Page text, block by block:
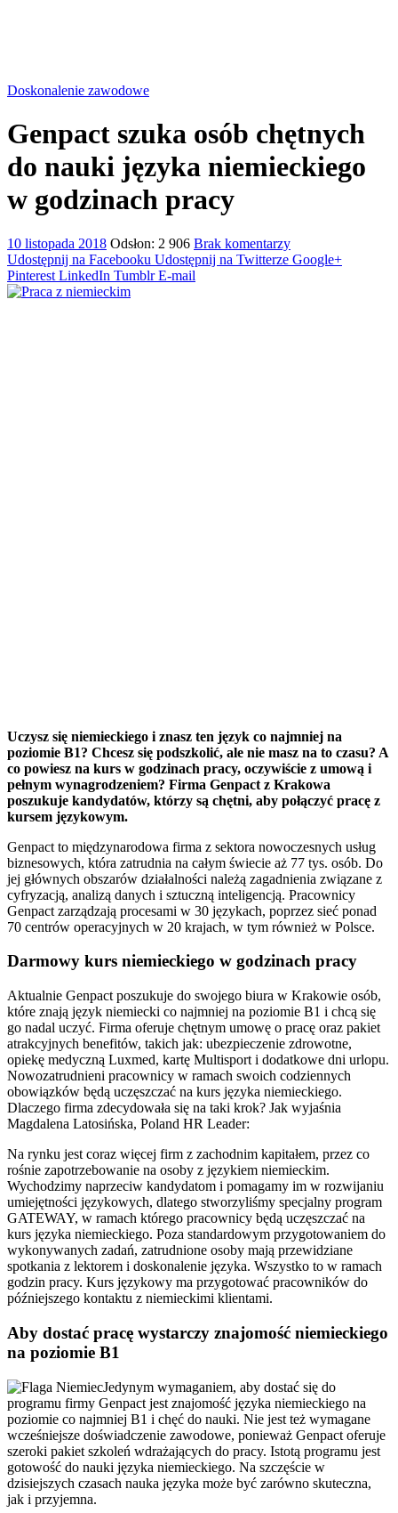
Doskonalenie zawodowe
Genpact szuka osób chętnych
do nauki języka niemieckiego
w godzinach pracy
10 listopada 2018 Odsłon: 2 906 Brak komentarzy
Udostępnij na Facebooku Udostępnij na Twitterze Google+
Pinterest LinkedIn Tumblr E-mail
Uczysz się niemieckiego i znasz ten język co najmniej na
poziomie B1? Chcesz się podszkolić, ale nie masz na to czasu? A
co powiesz na kurs w godzinach pracy, oczywiście z umową i
pełnym wynagrodzeniem? Firma Genpact z Krakowa
poszukuje kandydatów, którzy są chętni, aby połączyć pracę z
kursem językowym.
Genpact to międzynarodowa firma z sektora nowoczesnych usług
biznesowych, która zatrudnia na całym świecie aż 77 tys. osób. Do
jej głównych obszarów działalności należą zagadnienia związane z
cyfryzacją, analizą danych i sztuczną inteligencją. Pracownicy
Genpact zarządzają procesami w 30 językach, poprzez sieć ponad
70 centrów operacyjnych w 20 krajach, w tym również w Polsce.
Darmowy kurs niemieckiego w godzinach pracy
Aktualnie Genpact poszukuje do swojego biura w Krakowie osób,
które znają język niemiecki co najmniej na poziomie B1 i chcą się
go nadal uczyć. Firma oferuje chętnym umowę o pracę oraz pakiet
atrakcyjnych benefitów, takich jak: ubezpieczenie zdrowotne,
opiekę medyczną Luxmed, kartę Multisport i dodatkowe dni urlopu.
Nowozatrudnieni pracownicy w ramach swoich codziennych
obowiązków będą uczęszczać na kurs języka niemieckiego.
Dlaczego firma zdecydowała się na taki krok? Jak wyjaśnia
Magdalena Latosińska, Poland HR Leader:
Na rynku jest coraz więcej firm z zachodnim kapitałem, przez co
rośnie zapotrzebowanie na osoby z językiem niemieckim.
Wychodzimy naprzeciw kandydatom i pomagamy im w rozwijaniu
umiejętności językowych, dlatego stworzyliśmy specjalny program
GATEWAY, w ramach którego pracownicy będą uczęszczać na
kurs języka niemieckiego. Poza standardowym przygotowaniem do
wykonywanych zadań, zatrudnione osoby mają przewidziane
spotkania z lektorem i doskonalenie języka. Wszystko to w ramach
godzin pracy. Kurs językowy ma przygotować pracowników do
późniejszego kontaktu z niemieckimi klientami.
Aby dostać pracę wystarczy znajomość niemieckiego
na poziomie B1
Jedynym wymaganiem, aby dostać się do
programu firmy Genpact jest znajomość języka niemieckiego na
poziomie co najmniej B1 i chęć do nauki. Nie jest też wymagane
wcześniejsze doświadczenie zawodowe, ponieważ Genpact oferuje
szeroki pakiet szkoleń wdrażających do pracy. Istotą programu jest
gotowość do nauki języka niemieckiego. Na szczęście w
dzisiejszych czasach nauka języka może być zarówno skuteczna,
jak i przyjemna.